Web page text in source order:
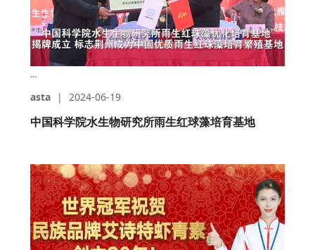
...
asta | 2024-06-19
中国科学院水生物研究所雨生红球藻培育基地